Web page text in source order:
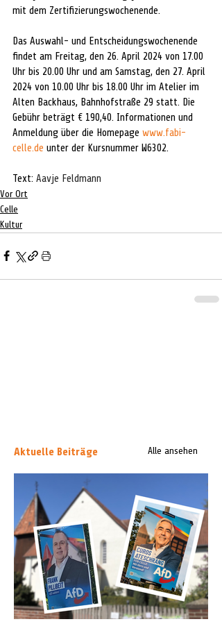
mit dem Zertifizierungswochenende.
Das Auswahl- und Entscheidungswochenende
findet am Freitag, den 26. April 2024 von 17.00
Uhr bis 20.00 Uhr und am Samstag, den 27. April
2024 von 10.00 Uhr bis 18.00 Uhr im Atelier im
Alten Backhaus, Bahnhofstraße 29 statt. Die
Gebühr beträgt € 190,40. Informationen und
Anmeldung über die Homepage www.fabi-
celle.de unter der Kursnummer W6302.
Text: Aavje Feldmann
Vor Ort
Celle
Kultur
Aktuelle Beiträge Alle ansehen